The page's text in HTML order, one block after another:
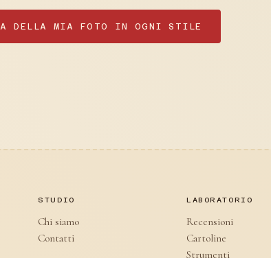
DELLA MIA FOTO IN OGNI STILE
STUDIO
Chi siamo
Contatti
LABORATORIO
Recensioni
Cartoline
Strumenti